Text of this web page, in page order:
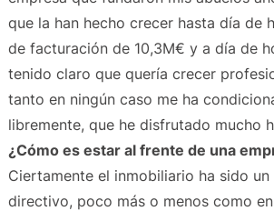
que la han hecho crecer hasta día de
de facturación de 10,3M€ y a día de
tenido claro que quería crecer
tanto en ningún caso me ha
libremente, que he disfrutado mucho
¿Cómo es estar al frente de una
Ciertamente el inmobiliario ha sido
directivo, poco más o menos como